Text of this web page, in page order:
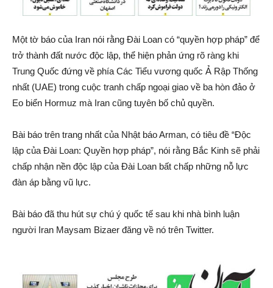
Một tờ báo của Iran nói rằng Đài Loan có “quyền hợp pháp” để
trở thành đất nước độc lập, thể hiện phản ứng rõ ràng khi
Trung Quốc đứng về phía Các Tiểu vương quốc Ả Rập Thống
nhất (UAE) trong cuộc tranh chấp ngoại giao về ba hòn đảo ở
Eo biển Hormuz mà Iran cũng tuyên bố chủ quyền.
Bài báo trên trang nhất của Nhật báo Arman, có tiêu đề “Độc
lập của Đài Loan: Quyền hợp pháp”, nói rằng Bắc Kinh sẽ phải
chấp nhận nền độc lập của Đài Loan bất chấp những nỗ lực
đàn áp bằng vũ lực.
Bài báo đã thu hút sự chú ý quốc tế sau khi nhà bình luận
người Iran Maysam Bizaer đăng về nó trên Twitter.